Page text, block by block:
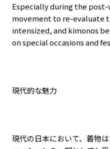
Especially during the
movement to re-evaluate
intensized, and kimonos
on special occasions and
現代的な魅力
現代の日本において、着物